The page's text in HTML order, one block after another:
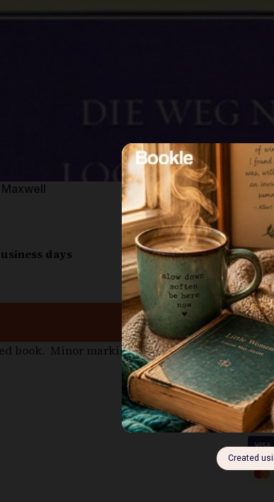
days
Add to
book. Minor markings might be on a non-
Guaranteed